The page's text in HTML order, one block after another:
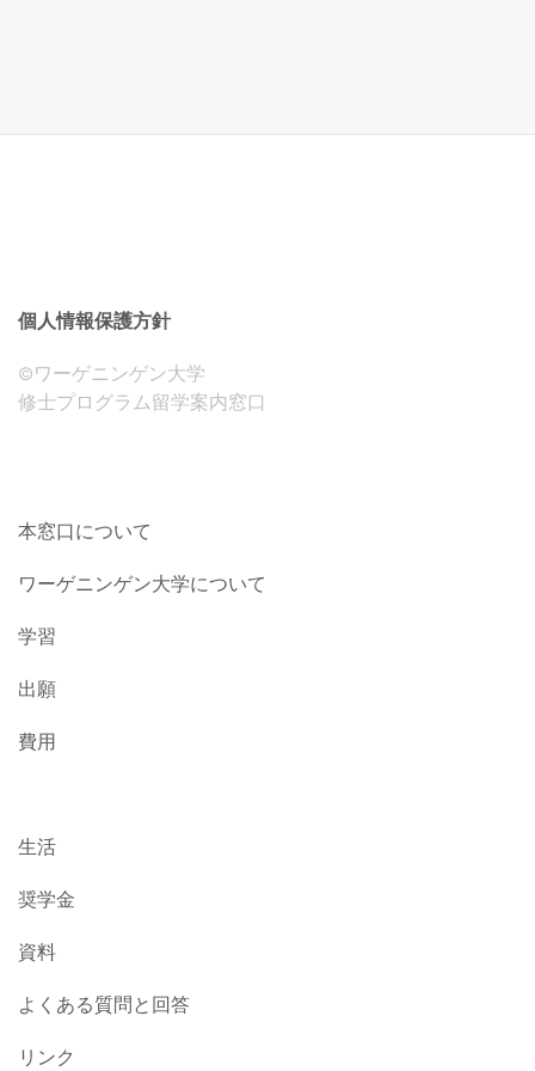
個人情報保護方針
©ワーゲニンゲン大学
修士プログラム留学案内窓口
本窓口について
ワーゲニンゲン大学について
学習
出願
費用
生活
奨学金
資料
よくある質問と回答
リンク